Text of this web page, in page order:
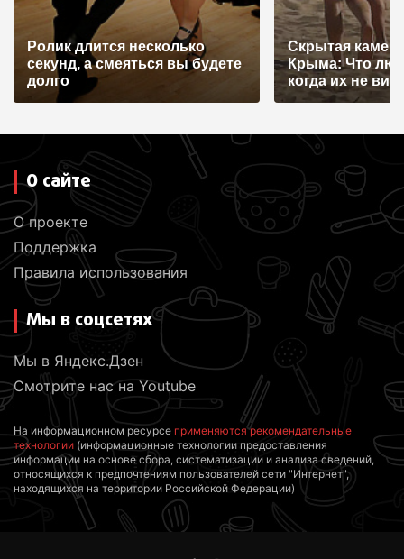
Ролик длится несколько
секунд, а смеяться вы будете
долго
Скрытая
Крыма: Что
когда их не
О сайте
О проекте
Поддержка
Правила использования
Мы в соцсетях
Мы в Яндекс.Дзен
Смотрите нас на Youtube
На информационном ресурсе применяются рекомендательные
технологии (информационные технологии предоставления
информации на основе сбора, систематизации и анализа сведений,
относящихся к предпочтениям пользователей сети "Интернет",
находящихся на территории Российской Федерации)